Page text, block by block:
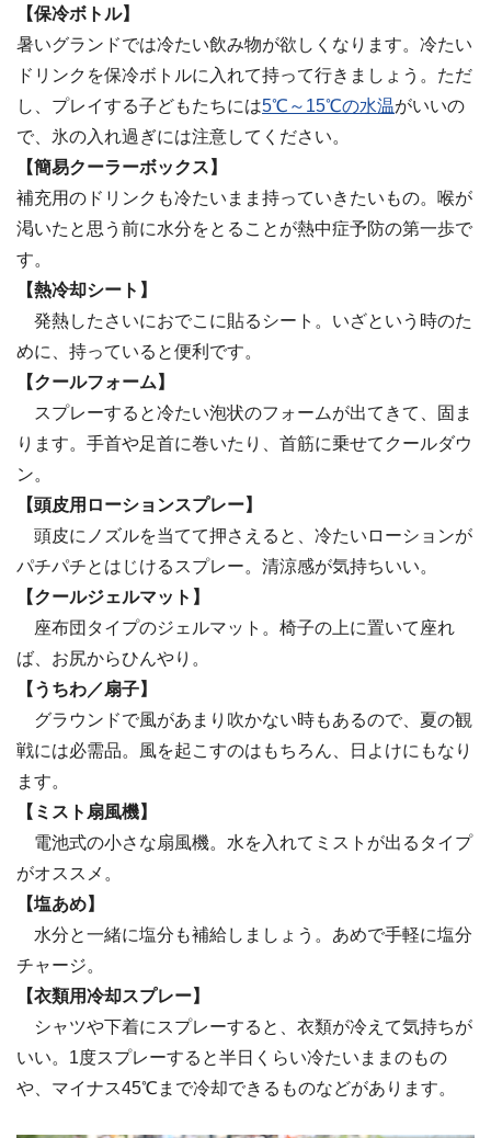
【保冷ボトル】
暑いグランドでは冷たい飲み物が欲しくなります。冷たい
ドリンクを保冷ボトルに入れて持って行きましょう。ただ
し、プレイする子どもたちには5℃～15℃の水温がいいの
で、氷の入れ過ぎには注意してください。
【簡易クーラーボックス】
補充用のドリンクも冷たいまま持っていきたいもの。喉が
渇いたと思う前に水分をとることが熱中症予防の第一歩で
す。
【熱冷却シート】
発熱したさいにおでこに貼るシート。いざという時のた
めに、持っていると便利です。
【クールフォーム】
スプレーすると冷たい泡状のフォームが出てきて、固ま
ります。手首や足首に巻いたり、首筋に乗せてクールダウ
ン。
【頭皮用ローションスプレー】
頭皮にノズルを当てて押さえると、冷たいローションが
パチパチとはじけるスプレー。清涼感が気持ちいい。
【クールジェルマット】
座布団タイプのジェルマット。椅子の上に置いて座れ
ば、お尻からひんやり。
【うちわ／扇子】
グラウンドで風があまり吹かない時もあるので、夏の観
戦には必需品。風を起こすのはもちろん、日よけにもなり
ます。
【ミスト扇風機】
電池式の小さな扇風機。水を入れてミストが出るタイプ
がオススメ。
【塩あめ】
水分と一緒に塩分も補給しましょう。あめで手軽に塩分
チャージ。
【衣類用冷却スプレー】
シャツや下着にスプレーすると、衣類が冷えて気持ちが
いい。1度スプレーすると半日くらい冷たいままのもの
や、マイナス45℃まで冷却できるものなどがあります。